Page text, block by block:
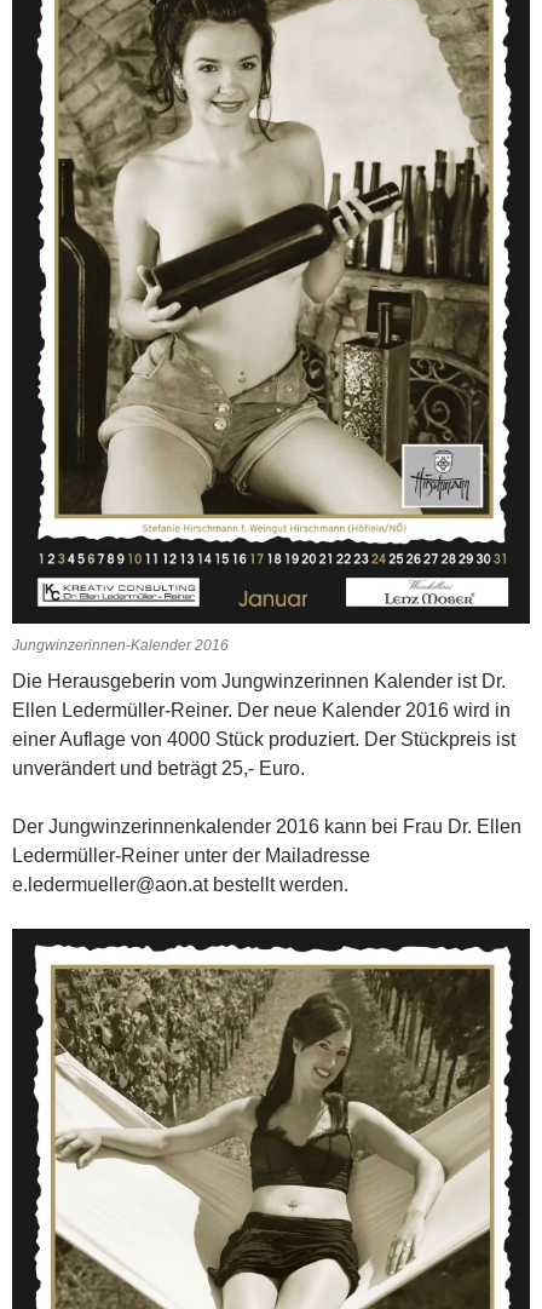
Jungwinzerinnen-Kalender 2016
Die Herausgeberin vom Jungwinzerinnen Kalender ist Dr.
Ellen Ledermüller-Reiner. Der neue Kalender 2016 wird in
einer Auflage von 4000 Stück produziert. Der Stückpreis ist
unverändert und beträgt 25,- Euro.
Der Jungwinzerinnenkalender 2016 kann bei Frau Dr. Ellen
Ledermüller-Reiner unter der Mailadresse
e.ledermueller@aon.at bestellt werden.